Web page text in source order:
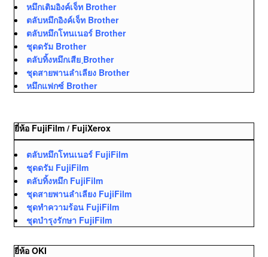
หมึกเติมอิงค์เจ็ท Brother
ตลับหมึกอิงค์เจ็ท Brother
ตลับหมึกโทนเนอร์ Brother
ชุดดรัม Brother
ตลับทิ้งหมึกเสีย ฺBrother
ชุดสายพานลำเลียง Brother
หมึกแฟกซ์ Brother
ยี่ห้อ FujiFilm / FujiXerox
ตลับหมึกโทนเนอร์ FujiFilm
ชุดดรัม FujiFilm
ตลับทิ้งหมึก FujiFilm
ชุดสายพานลำเลียง FujiFilm
ชุดทำความร้อน FujiFilm
ชุดบำรุงรักษา FujiFilm
ยี่ห้อ OKI